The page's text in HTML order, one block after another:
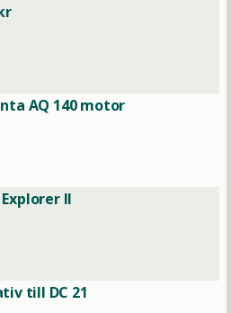
AQ 140 motor
II
till DC 21